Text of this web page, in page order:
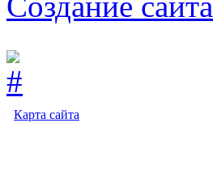
Карта сайта